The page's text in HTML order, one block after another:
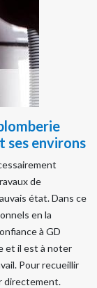
ses environs
de
état. Dans ce
en la
à GD
et il est à noter
Pour recueillir
directement.